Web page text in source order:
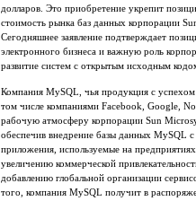
долларов. Это приобретение укрепит
стоимость рынка баз данных корпорации
Сегодняшнее заявление подтверждает
электронного бизнеса и важную роль
развитие систем с открытым исходным
Компания MySQL, чья продукция с
том числе компаниями Facebook, Google,
рабочую атмосферу корпорации Sun
обеспечив внедрение базы данных MySQL
приложения, используемые на
увеличению коммерческой
добавлению глобальной организации
того, компания MySQL получит в